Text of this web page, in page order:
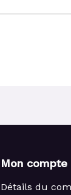
Mon compte
Détails du